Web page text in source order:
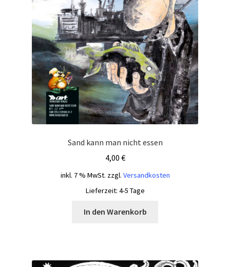
Sand kann man nicht essen
4,00 €
inkl. 7 % MwSt. zzgl. Versandkosten
Lieferzeit: 4-5 Tage
In den Warenkorb